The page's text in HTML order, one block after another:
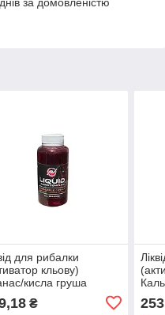
за домовленістю
для рибалки
кльову)
кисла груша
ТМ ANVI-FISHING
₴